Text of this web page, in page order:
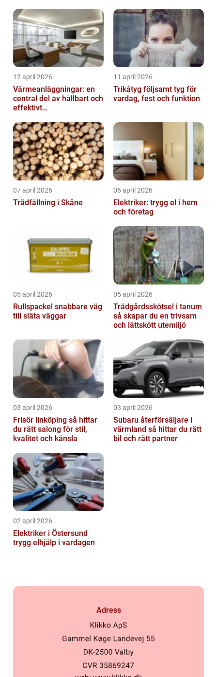
12 april 2026
Värmeanläggningar: en
central del av hållbart och
effektivt
11 april 2026
Trikåtyg följsamt tyg för
vardag, fest och funktion
07 april 2026
Trädfällning i Skåne
06 april 2026
Elektriker: trygg el i hem
och företag
05 april 2026
Rullspackel snabbare väg
till släta väggar
05 april 2026
Trädgårdsskötsel i tanum
så skapar du en trivsam
och lättskött utemiljö
03 april 2026
Frisör linköping så hittar
du rätt salong för stil,
kvalitet och känsla
03 april 2026
Subaru återförsäljare i
värmland så hittar du rätt
bil och rätt partner
02 april 2026
Elektriker i Östersund
trygg elhjälp i vardagen
Adress